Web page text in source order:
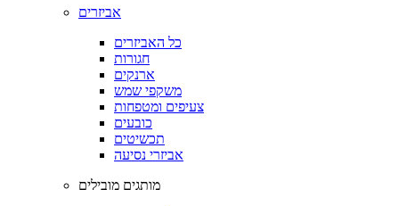
אביזרים
כל האביזרים
חגורות
ארנקים
משקפי שמש
צעיפים ומטפחות
כובעים
תכשיטים
אביזרי נסיעה
מותגים מובילים